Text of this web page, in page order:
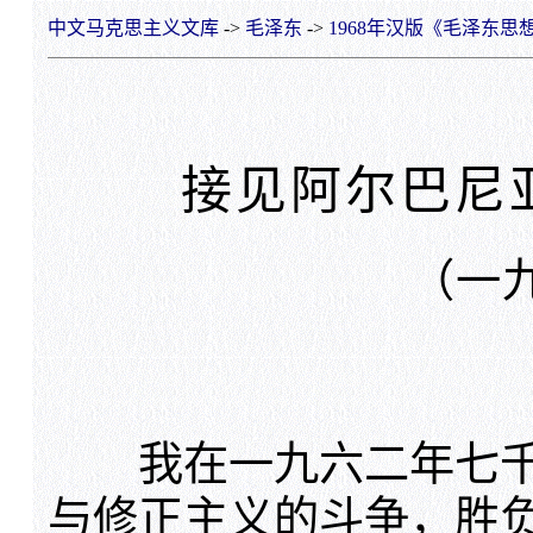
中文马克思主义文库-> 毛泽东 -> 1968年汉版《毛泽东思
接见阿尔巴尼
（一
我在一九六二年七千
与修正主义的斗争，胜